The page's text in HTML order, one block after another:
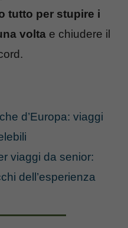
tutto per stupire i
volta e chiudere il
d’Europa: viaggi
viaggi da senior:
dell’esperienza